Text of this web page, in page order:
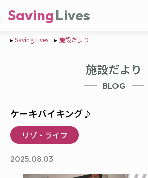
SavingLives
Saving Lives 施設だより
施設だより
BLOG
ケーキバイキング♪
リゾ・ライフ
2025.08.03